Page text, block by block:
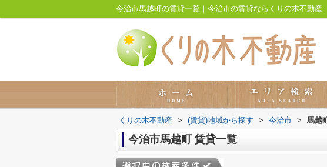
今治市馬越町の賃貸一覧｜今治市の賃貸ならくりの木不動産
くりの木不動産 > (賃貸)地域から探す > 今治市 > 馬越
今治市馬越町 賃貸一覧